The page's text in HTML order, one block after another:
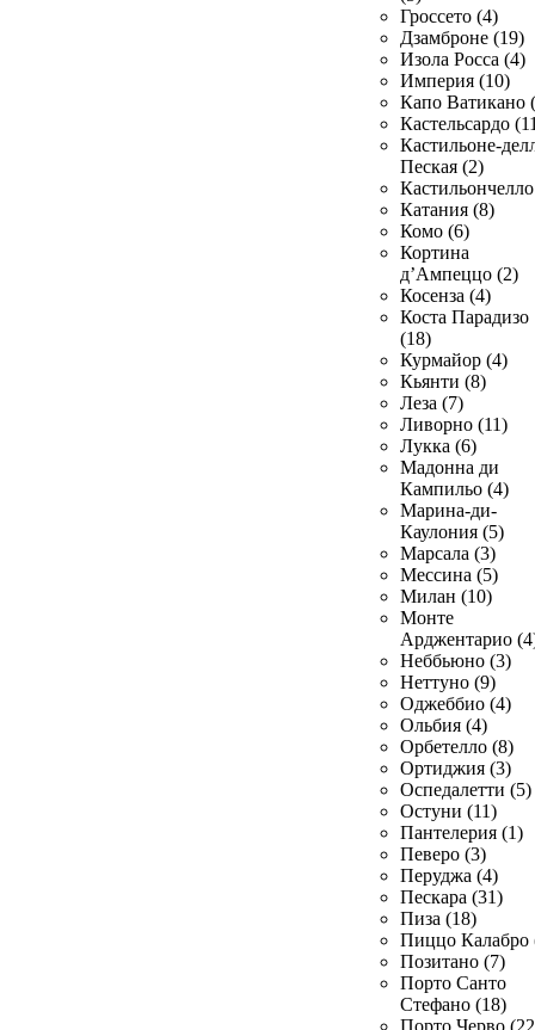
Гроссето (4)
Дзамброне (19)
Изола Росса (4)
Империя (10)
Капо Ватикано
Кастельсардо
Кастильоне-
Пеская (2)
Катания (8)
Комо (6)
Кортина
д’Ампеццо (2)
Косенза (4)
Коста Парадизо
(18)
Курмайор (4)
Кьянти (8)
Леза (7)
Ливорно (11)
Лукка (6)
Мадонна ди
Кампильо (4)
Марина-ди-
Каулония (5)
Марсала (3)
Мессина (5)
Милан (10)
Монте
Арджентарио
Неббьюно (3)
Неттуно (9)
Оджеббио (4)
Ольбия (4)
Орбетелло (8)
Ортиджия (3)
Оспедалетти (5)
Остуни (11)
Пантелерия (1)
Певеро (3)
Перуджа (4)
Пескара (31)
Пиза (18)
Пиццо Калабро
Позитано (7)
Порто Санто
Стефано (18)
Порто Черво